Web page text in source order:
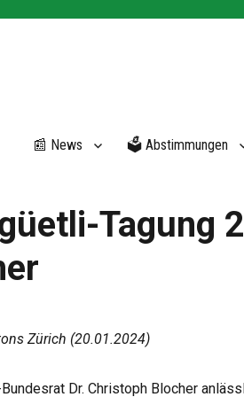
📰 News 🗳 Abstimmungen
Tagung
Zürich (20.01.2024)
Dr. Christoph Blocher